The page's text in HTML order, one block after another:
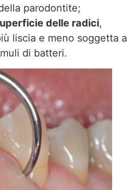
parodontite;
delle radici,
liscia e meno soggetta a
di batteri.